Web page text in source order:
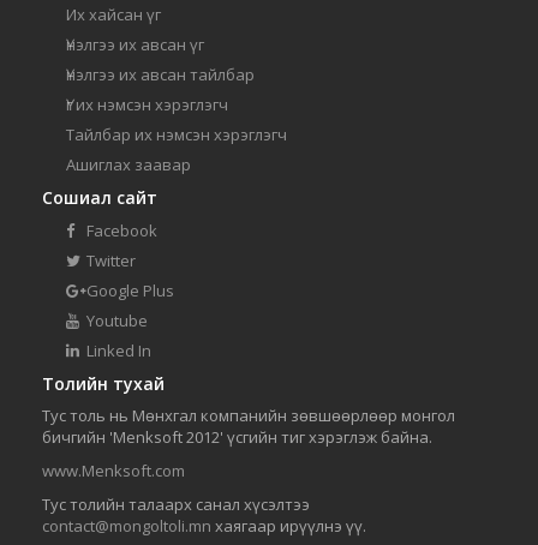
Их хайсан үг
Үнэлгээ их авсан үг
Үнэлгээ их авсан тайлбар
Үг их нэмсэн хэрэглэгч
Тайлбар их нэмсэн хэрэглэгч
Ашиглах заавар
Сошиал сайт
Facebook
Twitter
Google Plus
Youtube
Linked In
Толийн тухай
Тус толь нь Мөнхгал компанийн зөвшөөрлөөр монгол
бичгийн 'Menksoft 2012' үсгийн тиг хэрэглэж байна.
www.Menksoft.com
Тус толийн талаарх санал хүсэлтээ
contact@mongoltoli.mn хаягаар ирүүлнэ үү.